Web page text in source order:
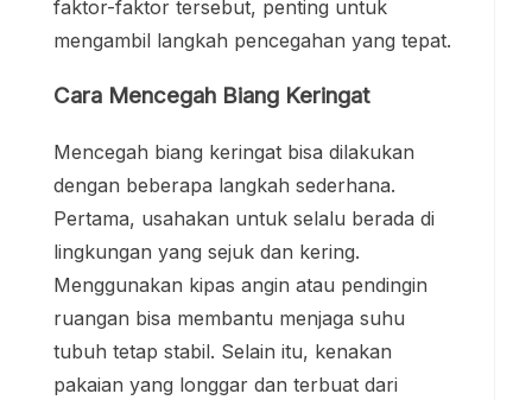
faktor-faktor tersebut, penting untuk
mengambil langkah pencegahan yang tepat.
Cara Mencegah Biang Keringat
Mencegah biang keringat bisa dilakukan
dengan beberapa langkah sederhana.
Pertama, usahakan untuk selalu berada di
lingkungan yang sejuk dan kering.
Menggunakan kipas angin atau pendingin
ruangan bisa membantu menjaga suhu
tubuh tetap stabil. Selain itu, kenakan
pakaian yang longgar dan terbuat dari